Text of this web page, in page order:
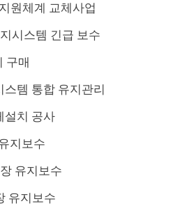
원체계 교체사업
시스템 긴급 보수
구매
템 통합 유지관리
설치 공사
지보수
유지보수
유지보수